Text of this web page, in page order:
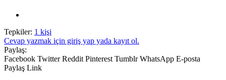
Tepkiler: 1 kişi
Cevap yazmak için giriş yap yada kayıt ol.
Paylaş:
Facebook Twitter Reddit Pinterest Tumblr WhatsApp E-posta
Paylaş Link